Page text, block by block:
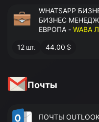
WHATSAPP
БИЗНЕС
ЕВРОПА - WABA
ПРИВЯЗКЕ ДО 2
12 шт. 44.00 $
Почты
ПОЧТЫ